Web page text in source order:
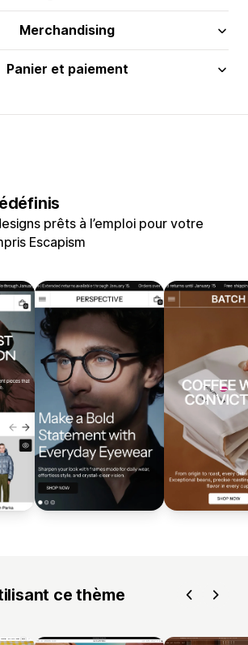
Merchandising
Panier et paiement
prêts à l’emploi pour votre
Escapism
ce thème